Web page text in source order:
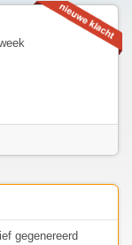
gegenereerd